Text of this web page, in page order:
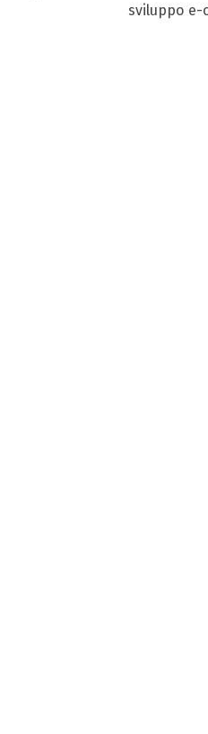
sviluppo e-